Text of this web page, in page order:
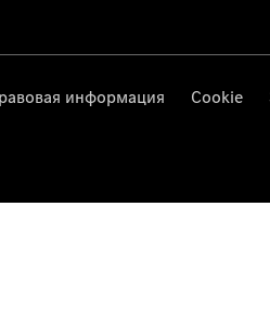
информация Cookie